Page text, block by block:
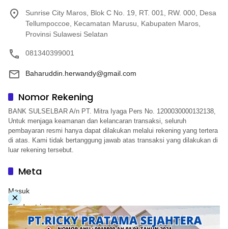
Sunrise City Maros, Blok C No. 19, RT. 001, RW. 000, Desa
Tellumpoccoe, Kecamatan Marusu, Kabupaten Maros,
Provinsi Sulawesi Selatan
081340399001
Baharuddin.herwandy@gmail.com
Nomor Rekening
BANK SULSELBAR A/n PT. Mitra Iyaga Pers No. 1200030000132138,
Untuk menjaga keamanan dan kelancaran transaksi, seluruh
pembayaran resmi hanya dapat dilakukan melalui rekening yang tertera
di atas. Kami tidak bertanggung jawab atas transaksi yang dilakukan di
luar rekening tersebut.
Meta
Masuk
Feed entri
Feed komentar
×